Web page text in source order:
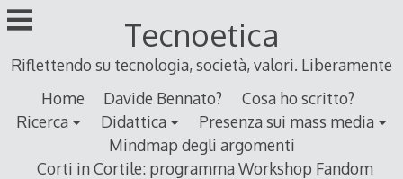
Skip
to
Tecnoetica
Riflettendo su tecnologia, società, valori. Liberamente
Home
Davide Bennato?
Cosa ho scritto?
Ricerca
Didattica
Presenza sui mass media
Mindmap degli argomenti
Corti in Cortile: programma Workshop Fandom